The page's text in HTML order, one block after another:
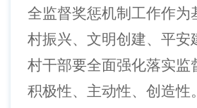
全监督奖惩机制工作作为
村振兴、文明创建、平安
村干部要全面强化落实监
积极性、主动性、创造性